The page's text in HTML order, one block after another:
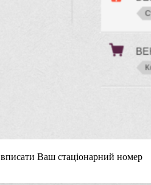
вписати Ваш стаціонарний номер